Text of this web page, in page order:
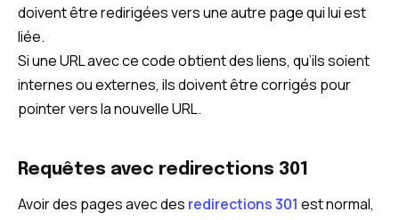
doivent être redirigées vers une autre page qui lui est
liée.
Si une URL avec ce code obtient des liens, qu’ils soient
internes ou externes, ils doivent être corrigés pour
pointer vers la nouvelle URL.
Requêtes avec redirections 301
Avoir des pages avec des redirections 301 est normal,